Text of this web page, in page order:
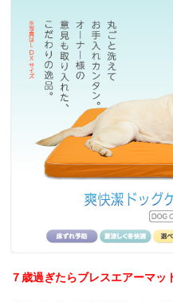
７歳過ぎたらブレスエアーマッ